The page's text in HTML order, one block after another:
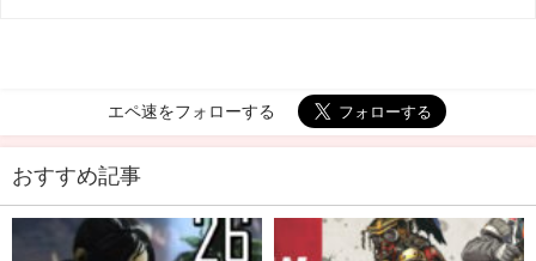
エペ速をフォローする
おすすめ記事